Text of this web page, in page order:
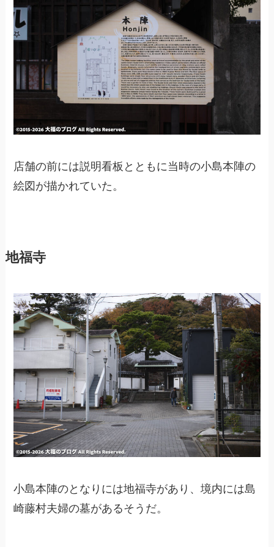
店舗の前には説明看板とともに当時の小島本陣の
絵図が描かれていた。
地福寺
小島本陣のとなりには地福寺があり、境内には島
崎藤村夫婦の墓があるそうだ。